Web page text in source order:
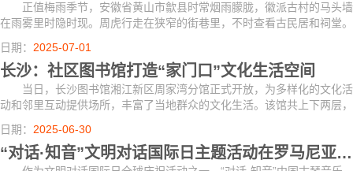
正值梅雨季节，安徽省黄山市歙县时常烟雨朦胧，徽派古村的马头墙
在雨雾里时隐时现。周虎行走在狭窄的街巷里，不时查看古民居和祠堂。
“梅雨季节对文物保护工作是个巨大的挑战，我们徽派建筑屋顶是小瓦，
下大雨容...
日期： 2025-07-01
长沙：社区图书馆打造“家门口”文化生活空间
当日，长沙图书馆湘江新区周家湾分馆正式开放，为多样化的文化活
动和邻里互动提供场所，丰富了当地群众的文化生活。该馆共上下两层，
一楼设有综合借阅区、休闲阅读区，二楼设有展览空间、活动空间等功能
配套区域...
日期： 2025-06-30
“对话·知音”文明对话国际日主题活动在罗马尼亚举行